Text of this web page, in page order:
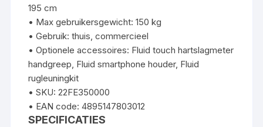
195 cm
• Max gebruikersgewicht: 150 kg
• Gebruik: thuis, commercieel
• Optionele accessoires: Fluid touch hartslagmeter
handgreep, Fluid smartphone houder, Fluid
rugleuningkit
• SKU: 22FE350000
• EAN code: 4895147803012
SPECIFICATIES